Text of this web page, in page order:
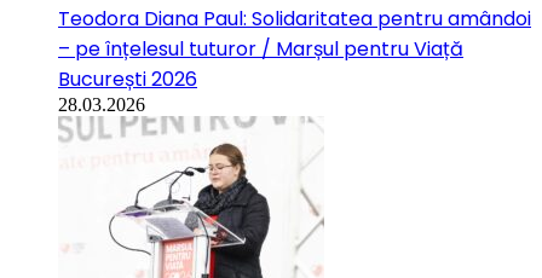
Teodora Diana Paul: Solidaritatea pentru amândoi
– pe înțelesul tuturor / Marșul pentru Viață
București 2026
28.03.2026